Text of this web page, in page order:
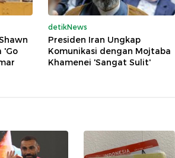
'Go
detikNews
Presiden Iran Ungkap
Komunikasi dengan Mojtaba
Khamenei 'Sangat Sulit'